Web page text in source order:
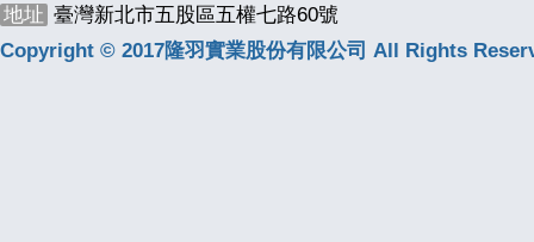
地址 臺灣新北市五股區五權七路60號
Copyright © 2017隆羽實業股份有限公司 All Rights